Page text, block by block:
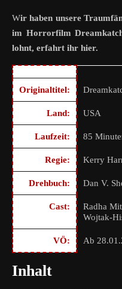
Wir haben unsere Traumfänger entstaubt und uns das Treiben
im Horrorfilm
lohnt, erfahrt ihr hier.
Originaltitel:
Land: USA
Laufzeit: 85
Regie: Kerry
Drehbuch: Dan V.
Cast:
Radha
Wojtak-
VÖ: Ab
Inhalt